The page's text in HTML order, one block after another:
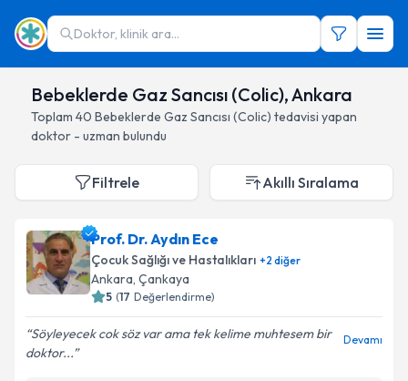
Doktor, klinik ara...
Bebeklerde Gaz Sancısı (Colic), Ankara
Toplam 40 Bebeklerde Gaz Sancısı (Colic) tedavisi yapan
doktor - uzman bulundu
Filtrele Akıllı Sıralama
Prof. Dr. Aydın Ece
Çocuk Sağlığı ve Hastalıkları +2 diğer
Ankara, Çankaya
5 (17 Değerlendirme)
Söyleyecek cok söz var ama tek kelime muhtesem bir
doktor...
Devamı